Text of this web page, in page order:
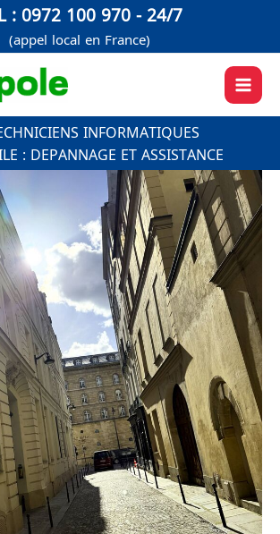
: 0972 100 970 - 24/7
(appel local en France)
INFORMATIQUES
: DEPANNAGE ET ASSISTANCE